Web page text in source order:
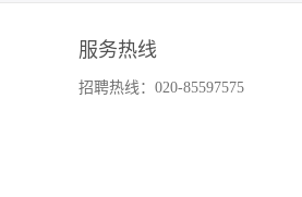
服务热线
招聘热线：020-85597575